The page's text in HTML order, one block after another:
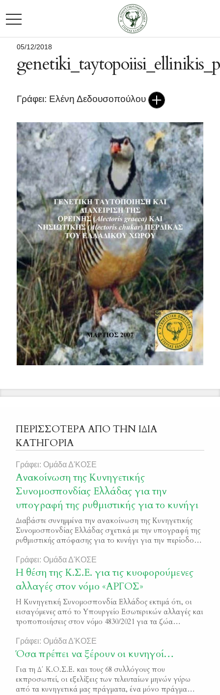
TOGGLE NAVIGATION
05/12/2018
Γράφει: Ελένη Δεδουσοπούλου
ΠΕΡΙΣΣΟΤΕΡΑ ΑΠΟ ΤΗΝ ΙΔΙΑ
ΚΑΤΗΓΟΡΙΑ
Γράφει: Ομάδα Δ'ΚΟΣΕ
Ανακοίνωση της Κυνηγετικής
Συνομοσπονδίας Ελλάδας για την
υπογραφή της ρυθμιστικής για το κυνήγι
Διαβάστε συνημμένα την ανακοίνωση της Κυνηγετικής
Συνομοσπονδίας Ελλάδας σχετικά με την υπογραφή της
ρυθμιστικής απόφασης για το κυνήγι για την περίοδο
Ρυθμιστική για το κυνήγι
Γράφει: Ομάδα Δ'ΚΟΣΕ
Η θέση της Κ.Σ.Ε. για τις κυοφορούμενες
αλλαγές στον νόμο «ΑΡΓΟΣ»
Η Κυνηγετική Συνομοσπονδία Ελλάδος εκτιμά ότι, οι
εισαγόμενες από το Υπουργείο Εσωτερικών αλλαγές και
τροποποιήσεις στον νόμο 4830/2021 για τα ζώα
δημιουργούν τις προϋποθέσεις για περαιτέρω
βελτιώσεις, μέχρι την ολοκλήρωση της διαβούλευσης που
έχει ήδη αρχίσει. Στο διάστημα των τριών χρόνων που
μεσολάβησε από τότε που ψηφίστηκε ο νόμος, […]
Γράφει: Ομάδα Δ'ΚΟΣΕ
Όσα πρέπει να ξέρουν οι κυνηγοί…
Για τη Δ΄ Κ.Ο.Σ.Ε. και τους 68 συλλόγους που
εκπροσωπεί, οι εξελίξεις των τελευταίων μηνών γύρω
από τα κυνηγετικά μας πράγματα, ένα μόνο πράγμα